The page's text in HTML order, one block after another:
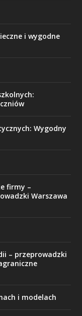
i wygodne
Wygodny
firmy –
Warszawa
– przeprowadzki
i modelach